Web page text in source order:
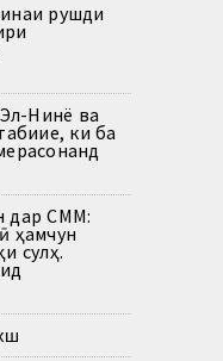
рушди
Нинё ва
ки ба
дар СММ:
ҳамчун
сулҳ.